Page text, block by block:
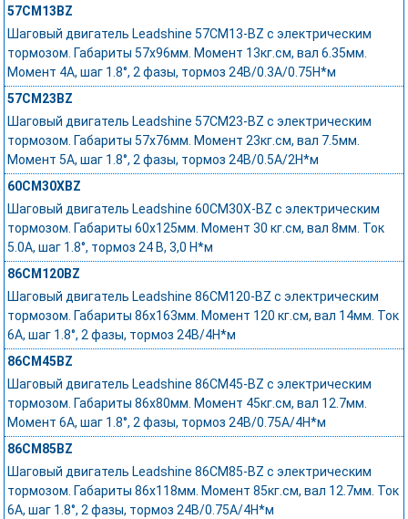
57CM13BZ
Шаговый двигатель Leadshine 57CM13-BZ с электрическим
тормозом. Габариты 57x96мм. Момент 13кг.см, вал 6.35мм.
Момент 4А, шаг 1.8°, 2 фазы, тормоз 24В/0.3A/0.75Н*м
57CM23BZ
Шаговый двигатель Leadshine 57CM23-BZ с электрическим
тормозом. Габариты 57x76мм. Момент 23кг.см, вал 7.5мм.
Момент 5А, шаг 1.8°, 2 фазы, тормоз 24В/0.5A/2Н*м
60CM30XBZ
Шаговый двигатель Leadshine 60CM30X-BZ с электрическим
тормозом. Габариты 60х125мм. Момент 30 кг.см, вал 8мм. Ток
5.0А, шаг 1.8°, тормоз 24 В, 3,0 Н*м
86CM120BZ
Шаговый двигатель Leadshine 86CM120-BZ с электрическим
тормозом. Габариты 86х163мм. Момент 120 кг.см, вал 14мм. Ток
6А, шаг 1.8°, 2 фазы, тормоз 24В/4Н*м
86CM45BZ
Шаговый двигатель Leadshine 86CM45-BZ с электрическим
тормозом. Габариты 86x80мм. Момент 45кг.см, вал 12.7мм.
Момент 6А, шаг 1.8°, 2 фазы, тормоз 24В/0.75A/4Н*м
86CM85BZ
Шаговый двигатель Leadshine 86CM85-BZ с электрическим
тормозом. Габариты 86x118мм. Момент 85кг.см, вал 12.7мм. Ток
6А, шаг 1.8°, 2 фазы, тормоз 24В/0.75A/4Н*м